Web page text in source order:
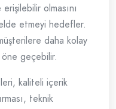
olmasını
etmeyi hedefler.
daha kolay
geçebilir.
kaliteli içerik
teknik